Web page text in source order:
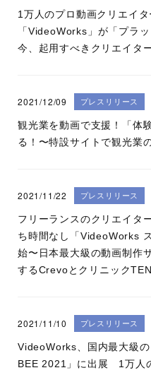
1万人のプロ動画クリエイ
「VideoWorks」が「プラ
今、起用すべきクリエイタ
2021/12/09 プレスリリース
観光業を動画で支援！「体
る！〜特設サイトで観光業
2021/11/22 プレスリリース
フリーランスのクリエイタ
ち時間なし「VideoWorks
始〜日本最大級の動画制作
するCrevoとクリニック
2021/11/10 プレスリリース
VideoWorks、国内最大級
BEE 2021」に出展 1万人